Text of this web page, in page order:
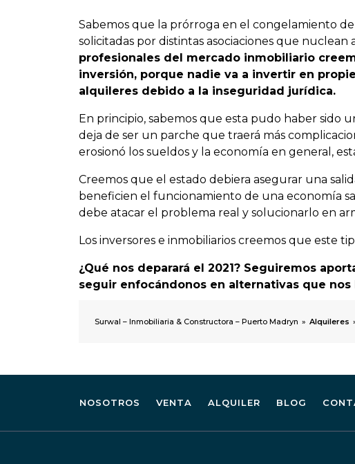
Sabemos que la prórroga en el congelamiento
solicitadas por distintas asociaciones que nuclean
profesionales del mercado inmobiliario
inversión, porque nadie va a invertir en
alquileres debido a la inseguridad jurídica.
En principio, sabemos que esta pudo haber sido
deja de ser un parche que traerá más
erosionó los sueldos y la economía en general,
Creemos que el estado debiera asegurar una
beneficien el funcionamiento de una economía
debe atacar el problema real y solucionarlo en
Los inversores e inmobiliarios creemos que este
¿Qué nos deparará el 2021? Seguiremos
seguir enfocándonos en alternativas que nos
Surwal – Inmobiliaria & Constructora – Puerto Madryn » Alquileres
NOSOTROS VENTA ALQUILER BLOG